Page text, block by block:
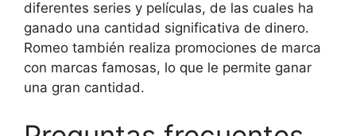
diferentes series y películas, de las cuales ha
ganado una cantidad significativa de dinero.
Romeo también realiza promociones de marca
con marcas famosas, lo que le permite ganar
una gran cantidad.